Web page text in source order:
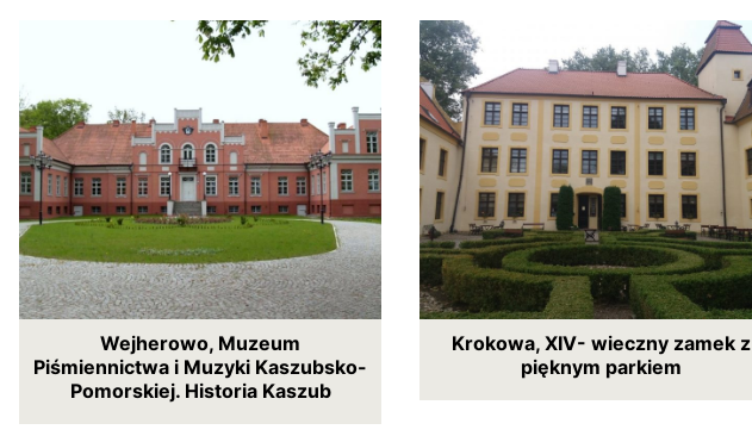
Wejherowo, Muzeum
Piśmiennictwa i Muzyki Kaszubsko-
Pomorskiej. Historia Kaszub
Krokowa, XIV- wieczny zamek z
pięknym parkiem